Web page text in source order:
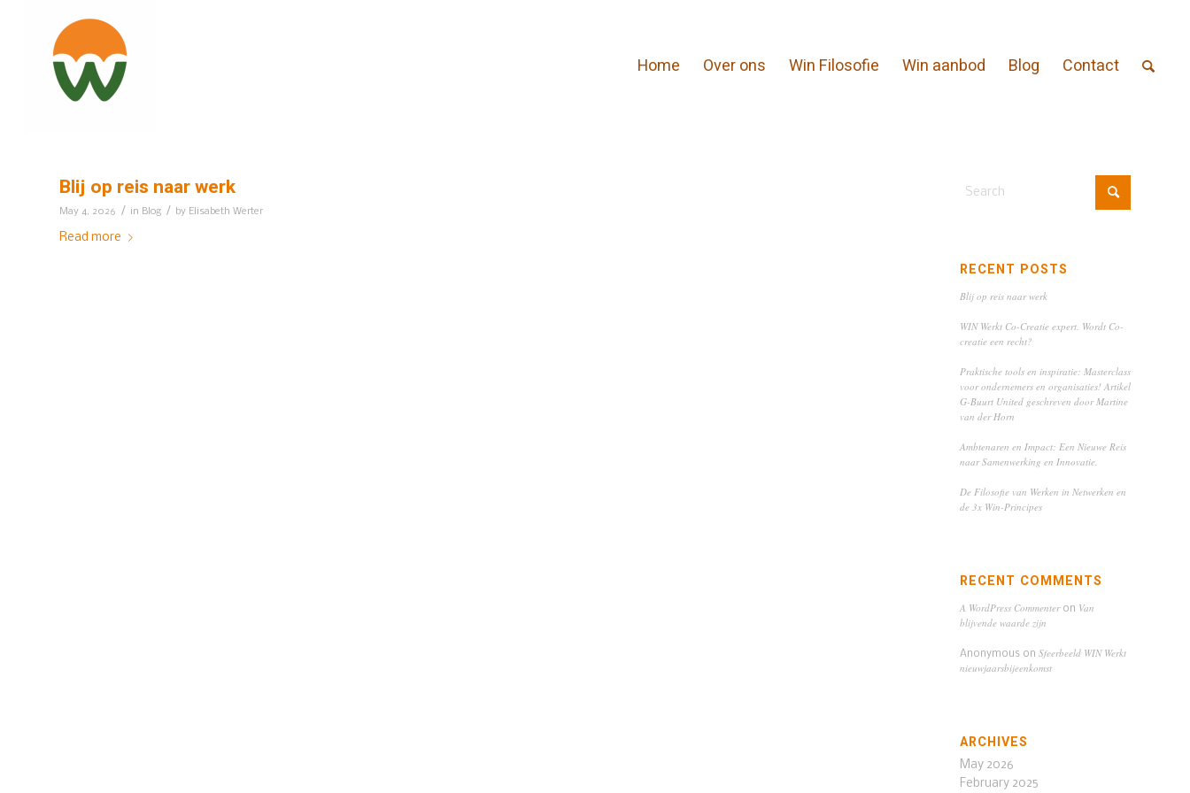
Home Over ons Win Filosofie Win aanbod Blog Contact
Blij op reis naar werk
May 4, 2026 / in Blog / by Elisabeth Werter
Read more
RECENT POSTS
Blij op reis naar werk
WIN Werkt Co-Creatie expert. Wordt Co-
creatie een recht?
Praktische tools en inspiratie: Masterclass
voor ondernemers en organisaties! Artikel
G-Buurt United geschreven door Martine
van der Horn
Ambtenaren en Impact: Een Nieuwe Reis
naar Samenwerking en Innovatie.
De Filosofie van Werken in Netwerken en
de 3x Win-Principes
RECENT COMMENTS
A WordPress Commenteron Van
blijvende waarde zijn
Anonymous on Sfeerbeeld WIN Werkt
nieuwjaarsbijeenkomst
ARCHIVES
May 2026
February 2025